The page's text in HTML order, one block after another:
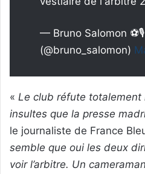
— Bruno Salomon ⚽🎙
(@bruno_salomon)
« Le club réfute totalement
insultes que la presse
le journaliste de France
semble que oui les deux
voir l’arbitre. Un